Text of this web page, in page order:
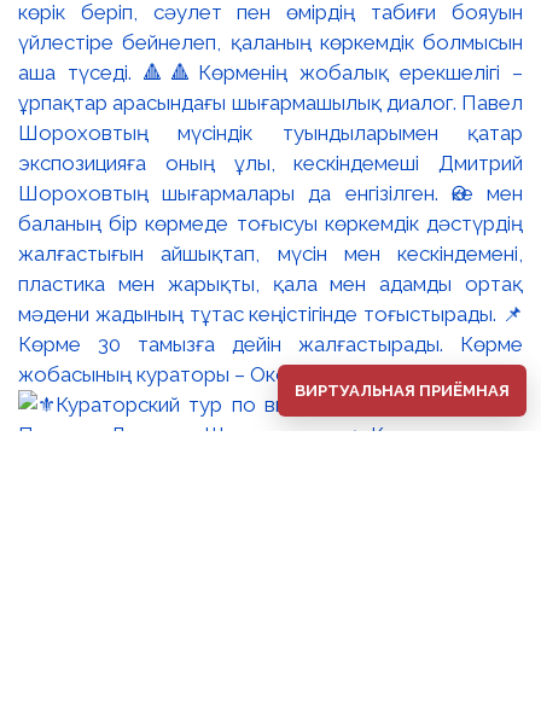
көрік беріп, сәулет пен өмірдің табиғи бояуын
үйлестіре бейнелеп, қаланың көркемдік болмысын
аша түседі. 🔺🔺Көрменің жобалық ерекшелігі –
ұрпақтар арасындағы шығармашылық диалог. Павел
Шороховтың мүсіндік туындыларымен қатар
экспозицияға оның ұлы, кескіндемеші Дмитрий
Шороховтың шығармалары да енгізілген. Әке мен
баланың бір көрмеде тоғысуы көркемдік дәстүрдің
жалғастығын айшықтап, мүсін мен кескіндемені,
пластика мен жарықты, қала мен адамды ортақ
мәдени жадының тұтас кеңістігінде тоғыстырады. 📌
Көрме 30 тамызға дейін жалғастырады. Көрме
жобасының кураторы – Оксана Танская.
ВИРТУАЛЬНАЯ ПРИЁМНАЯ